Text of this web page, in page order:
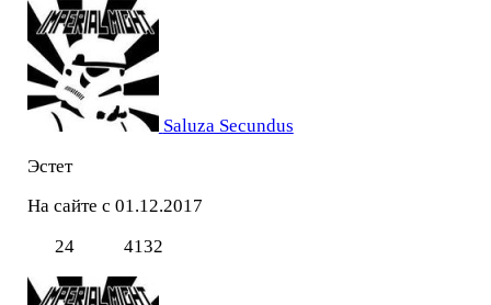
Saluza Secundus
Эстет
На сайте с 01.12.2017
24
4132